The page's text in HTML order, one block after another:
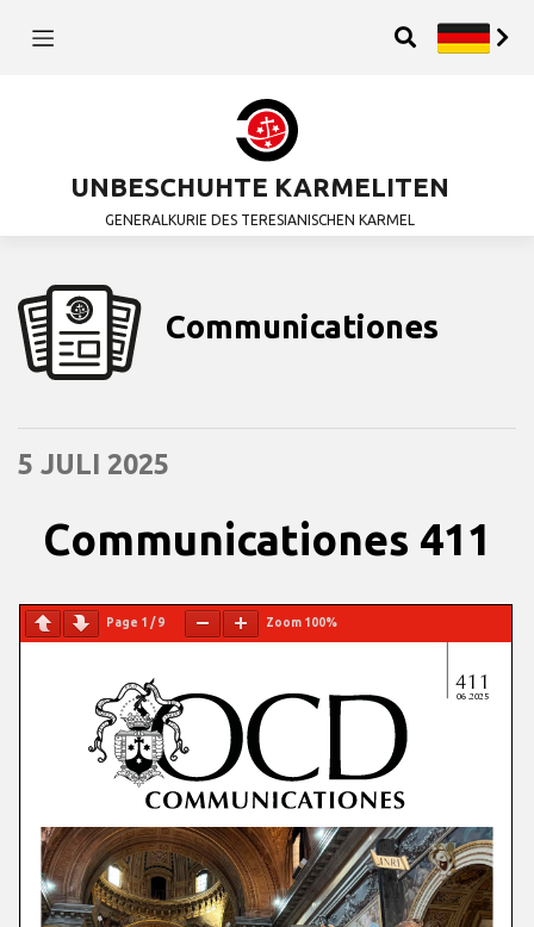
UNBESCHUHTE KARMELITEN
GENERALKURIE DES TERESIANISCHEN KARMEL
Communicationes
5 JULI 2025
Communicationes 411
Page 1 /9 Zoom 100%